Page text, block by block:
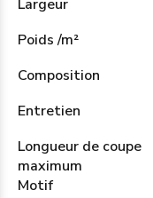
Largeur
Poids /m²
Composition
Entretien
Longueur de coupe
maximum
Motif